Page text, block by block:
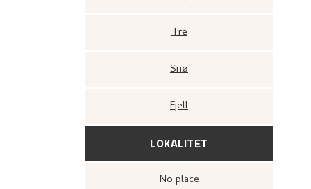
Tre
Snø
Fjell
LOKALITET
no place